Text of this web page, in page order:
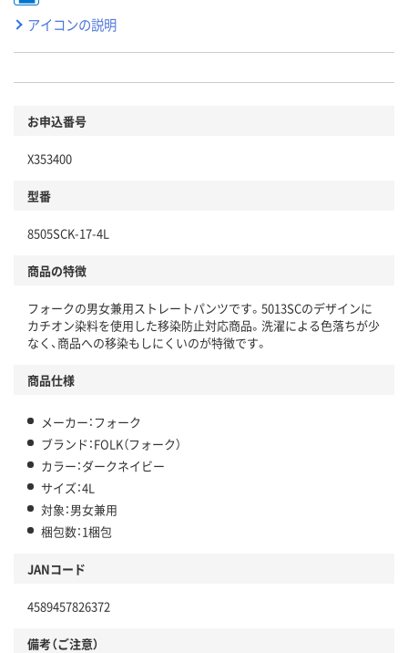
アイコンの説明
お申込番号
X353400
型番
8505SCK-17-4L
商品の特徴
フォークの男女兼用ストレートパンツです。5013SCのデザインに
カチオン染料を使用した移染防止対応商品。洗濯による色落ちが少
なく、商品への移染もしにくいのが特徴です。
商品仕様
メーカー：フォーク
ブランド：FOLK（フォーク）
カラー：ダークネイビー
サイズ：4L
対象：男女兼用
梱包数：1梱包
JANコード
4589457826372
備考（ご注意）